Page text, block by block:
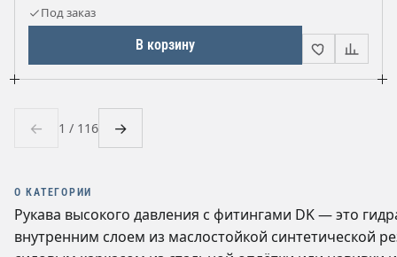
Под заказ
В корзину
← 1 / 116 →
О КАТЕГОРИИ
Рукава высокого давления с фитингами DK — это
внутренним слоем из маслостойкой синтетической